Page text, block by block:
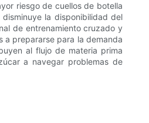
riesgo de cuellos de botella
la disponibilidad del
de entrenamiento cruzado y
a prepararse para la demanda
al flujo de materia prima
a navegar problemas de